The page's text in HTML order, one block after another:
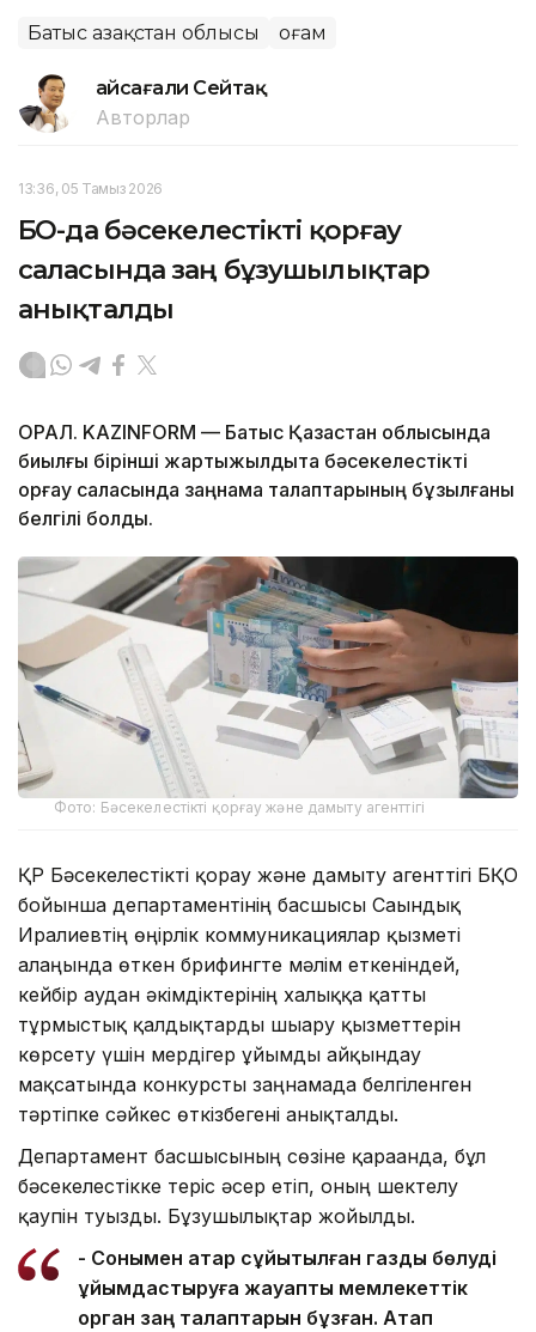
Батыс Қазақстан облысы Қоғам
Ғайсағали Сейтақ
Авторлар
13:36, 05 Тамыз 2026
БҚО-да бәсекелестікті қорғау
саласында заң бұзушылықтар
анықталды
ОРАЛ. KAZINFORM — Батыс Қазақстан облысында
биылғы бірінші жартыжылдықта бәсекелестікті
қорғау саласында заңнама талаптарының бұзылғаны
белгілі болды.
Фото: Бәсекелестікті қорғау және дамыту агенттігі
ҚР Бәсекелестікті қорғау және дамыту агенттігі БҚО
бойынша департаментінің басшысы Сағындық
Ирғалиевтің өңірлік коммуникациялар қызметі
алаңында өткен брифингте мәлім еткеніндей,
кейбір аудан әкімдіктерінің халыққа қатты
тұрмыстық қалдықтарды шығару қызметтерін
көрсету үшін мердігер ұйымды айқындау
мақсатында конкурсты заңнамада белгіленген
тәртіпке сәйкес өткізбегені анықталды.
Департамент басшысының сөзіне қарағанда, бұл
бәсекелестікке теріс әсер етіп, оның шектелу
қаупін туғызды. Бұзушылықтар жойылды.
- Сонымен қатар сұйытылған газды бөлуді
ұйымдастыруға жауапты мемлекеттік
орган заң талаптарын бұзған. Атап